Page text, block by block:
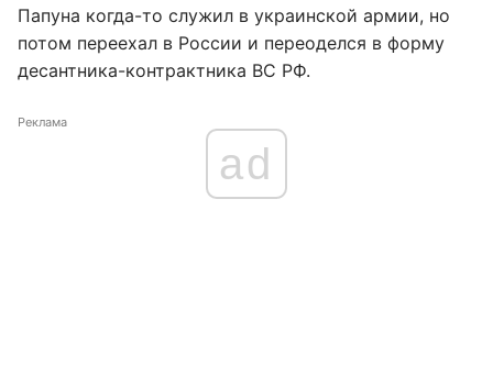
Папуна когда-то служил в украинской армии, но
потом переехал в России и переоделся в форму
десантника-контрактника ВС РФ.
Реклама
ad